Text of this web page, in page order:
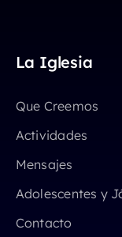
La Iglesia
Que Creemos
Actividades
Mensajes
Adolescentes y
Contacto